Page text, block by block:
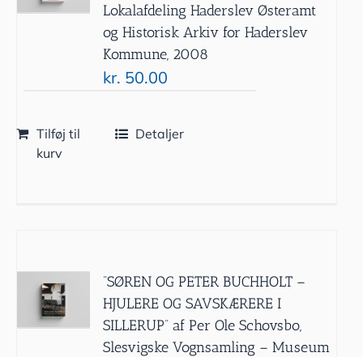
Lokalafdeling Haderslev Østeramt
og Historisk Arkiv for Haderslev
Kommune, 2008
kr. 50.00
Tilføj til
kurv
Detaljer
”SØREN OG PETER BUCHHOLT –
HJULERE OG SAVSKÆRERE I
SILLERUP” af Per Ole Schovsbo,
Slesvigske Vognsamling – Museum